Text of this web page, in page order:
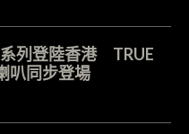
列登陸香港 TRUE
叭同步登場